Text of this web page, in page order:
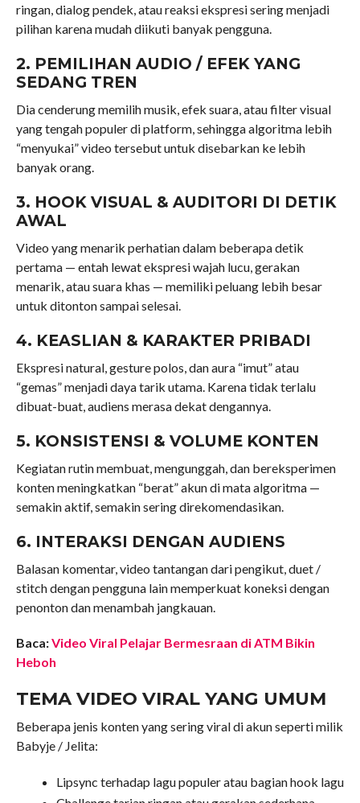
ringan, dialog pendek, atau reaksi ekspresi sering menjadi
pilihan karena mudah diikuti banyak pengguna.
2. PEMILIHAN AUDIO / EFEK YANG
SEDANG TREN
Dia cenderung memilih musik, efek suara, atau filter visual
yang tengah populer di platform, sehingga algoritma lebih
“menyukai” video tersebut untuk disebarkan ke lebih
banyak orang.
3. HOOK VISUAL & AUDITORI DI DETIK
AWAL
Video yang menarik perhatian dalam beberapa detik
pertama — entah lewat ekspresi wajah lucu, gerakan
menarik, atau suara khas — memiliki peluang lebih besar
untuk ditonton sampai selesai.
4. KEASLIAN & KARAKTER PRIBADI
Ekspresi natural, gesture polos, dan aura “imut” atau
“gemas” menjadi daya tarik utama. Karena tidak terlalu
dibuat-buat, audiens merasa dekat dengannya.
5. KONSISTENSI & VOLUME KONTEN
Kegiatan rutin membuat, mengunggah, dan bereksperimen
konten meningkatkan “berat” akun di mata algoritma —
semakin aktif, semakin sering direkomendasikan.
6. INTERAKSI DENGAN AUDIENS
Balasan komentar, video tantangan dari pengikut, duet /
stitch dengan pengguna lain memperkuat koneksi dengan
penonton dan menambah jangkauan.
Baca:Video Viral Pelajar Bermesraan di ATM Bikin
Heboh
TEMA VIDEO VIRAL YANG UMUM
Beberapa jenis konten yang sering viral di akun seperti milik
Babyje / Jelita:
Lipsync terhadap lagu populer atau bagian hook lagu